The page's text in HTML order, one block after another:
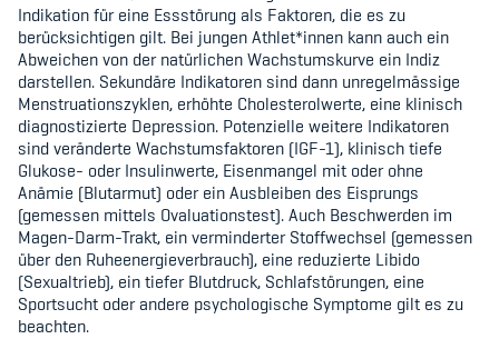
Indikation für eine Essstörung als Faktoren, die es zu
berücksichtigen gilt. Bei jungen Athlet*innen kann auch ein
Abweichen von der natürlichen Wachstumskurve ein Indiz
darstellen. Sekundäre Indikatoren sind dann unregelmässige
Menstruationszyklen, erhöhte Cholesterolwerte, eine klinisch
diagnostizierte Depression. Potenzielle weitere Indikatoren
sind veränderte Wachstumsfaktoren (IGF-1), klinisch tiefe
Glukose- oder Insulinwerte, Eisenmangel mit oder ohne
Anämie (Blutarmut) oder ein Ausbleiben des Eisprungs
(gemessen mittels Ovaluationstest). Auch Beschwerden im
Magen-Darm-Trakt, ein verminderter Stoffwechsel (gemessen
über den Ruheenergieverbrauch), eine reduzierte Libido
(Sexualtrieb), ein tiefer Blutdruck, Schlafstörungen, eine
Sportsucht oder andere psychologische Symptome gilt es zu
beachten.